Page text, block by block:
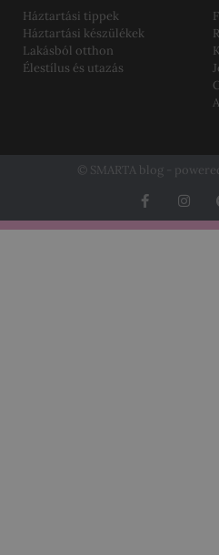
Háztartási tippek
Háztartási készülékek
Lakásból otthon
Élestílus és utazás
© SMARTA blog -